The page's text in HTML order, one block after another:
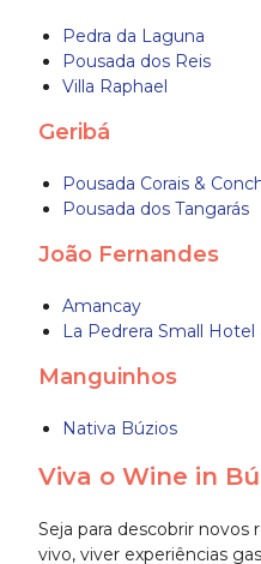
Pedra da Laguna
Pousada dos Reis
Villa Raphael
Geribá
Pousada Corais &
Pousada dos Tangarás
João Fernandes
Amancay
La Pedrera Small Hotel
Manguinhos
Nativa Búzios
Viva o Wine in
Seja para descobrir novos
vivo, viver experiências